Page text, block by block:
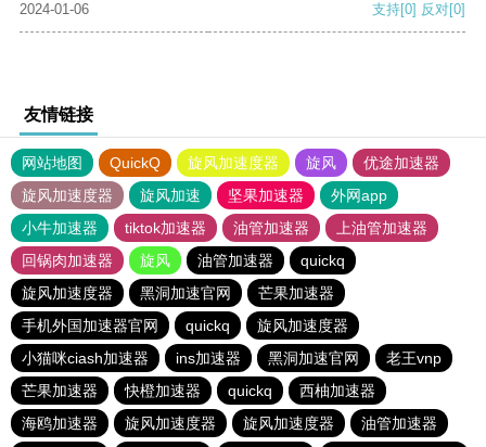
2024-01-06
支持[0] 反对[0]
友情链接
网站地图 QuickQ 旋风加速度器 旋风
优途加速器
旋风加速度器
旋风加速 坚果加速器
外网app
小牛加速器
tiktok加速器 油管加速器
上油管加速器
回锅肉加速器
旋风 油管加速器
quickq
旋风加速度器
黑洞加速官网
芒果加速器
手机外国加速器官网
quickq
旋风加速度器
小猫咪ciash加速器
ins加速器 黑洞加速官网
老王vnp
芒果加速器
快橙加速器 quickq
西柚加速器
海鸥加速器
旋风加速度器 旋风加速度器 油管加速器